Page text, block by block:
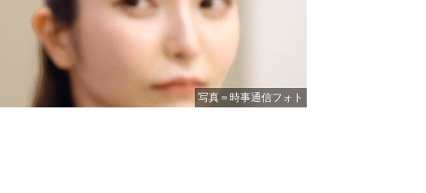
写真＝時事通信フォト